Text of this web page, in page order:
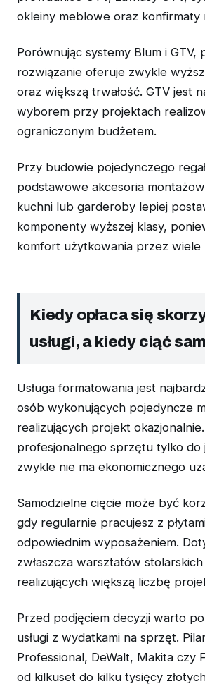
okleiny meblowe oraz konfirmaty
Porównując systemy Blum i GTV,
rozwiązanie oferuje zwykle
oraz większą trwałość. GTV jest
wyborem przy projektach
ograniczonym budżetem.
Przy budowie pojedynczego
podstawowe akcesoria
kuchni lub garderoby lepiej
komponenty wyższej klasy,
komfort użytkowania przez wiele
Kiedy opłaca się
usługi, a kiedy ciąć
Usługa formatowania jest
osób wykonujących pojedyncze
realizujących projekt
profesjonalnego sprzętu tylko do
zwykle nie ma ekonomicznego
Samodzielne cięcie może być
gdy regularnie pracujesz z
odpowiednim wyposażeniem.
zwłaszcza warsztatów
realizujących większą liczbę
Przed podjęciem decyzji warto
usługi z wydatkami na sprzęt.
Professional, DeWalt, Makita czy
od kilkuset do kilku tysięcy